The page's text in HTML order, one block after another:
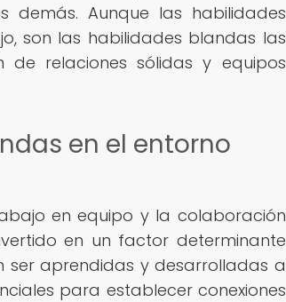
Aunque las habilidades
son las habilidades blandas las
relaciones sólidas y equipos
en el entorno
en equipo y la colaboración
en un factor determinante
ser aprendidas y desarrolladas a
para establecer conexiones